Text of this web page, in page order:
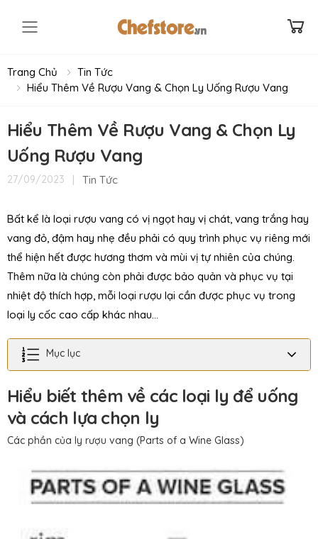
Toggle mobile menu
Trang Chủ
Tin Tức
Hiểu Thêm Về Rượu Vang & Chọn Ly Uống Rượu Vang
Hiểu Thêm Về Rượu Vang & Chọn Ly
Uống Rượu Vang
27/09/2023 | Tin Tức
Bất kể là loại rượu vang có vị ngọt hay vị chát, vang trắng hay
vang đỏ, đậm hay nhẹ đều phải có quy trình phục vụ riêng mới
thể hiện hết được hương thơm và mùi vị tự nhiên của chúng.
Thêm nữa là chúng còn phải được bảo quản và phục vụ tại
nhiệt độ thích hợp, mỗi loại rượu lại cần được phục vụ trong
loại ly cốc cao cấp khác nhau…
Mục lục
Hiểu biết thêm về các loại ly để uống
và cách lựa chọn ly
Các phần của ly rượu vang (Parts of a Wine Glass)